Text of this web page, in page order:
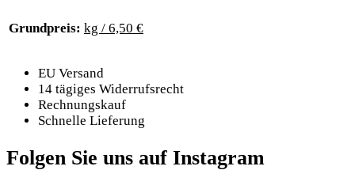
Grundpreis: kg / 6,50 €
EU Versand
14 tägiges Widerrufsrecht
Rechnungskauf
Schnelle Lieferung
Folgen Sie uns auf Instagram